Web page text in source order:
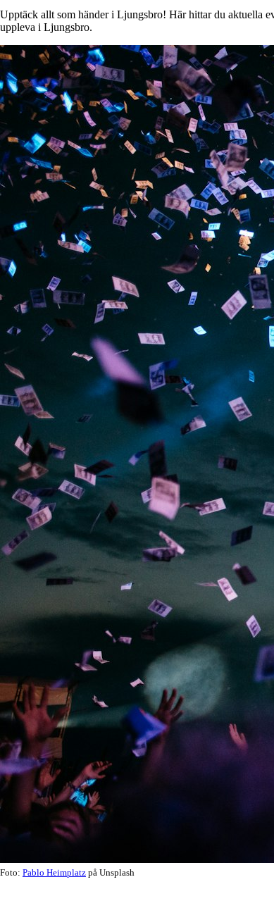
Upptäck allt som händer i Ljungsbro! Här hittar du aktuella
uppleva i Ljungsbro.
Foto: Pablo Heimplatz på Unsplash